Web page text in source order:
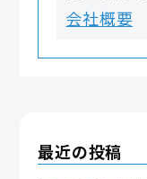
会社概要
最近の投稿